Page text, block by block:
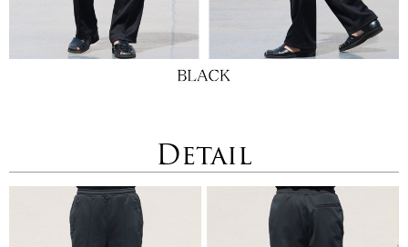
Detail